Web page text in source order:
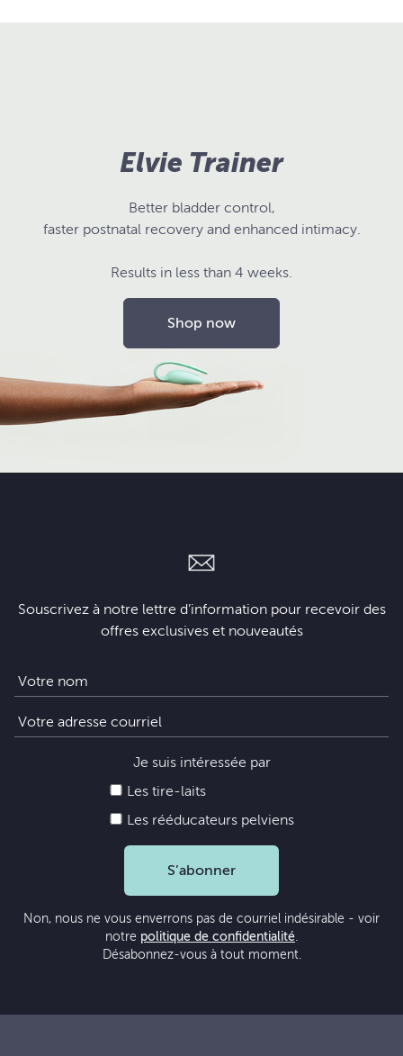
Elvie Trainer
Better bladder control,
faster postnatal recovery and enhanced intimacy.
Results in less than 4 weeks.
Shop now
Souscrivez à notre lettre d’information pour recevoir des
offres exclusives et nouveautés
Je suis intéressée par
Les tire-laits
Les rééducateurs pelviens
S’abonner
Non, nous ne vous enverrons pas de courriel indésirable - voir
notre politique de confidentialité.
Désabonnez-vous à tout moment.